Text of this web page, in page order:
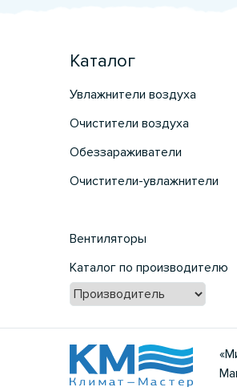
Каталог
Увлажнители воздуха
Очистители воздуха
Обеззараживатели
Очистители-увлажнители
Вентиляторы
Каталог по производителю